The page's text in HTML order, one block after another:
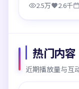
2.5万 2.6千
热门内容
近期播放量与互